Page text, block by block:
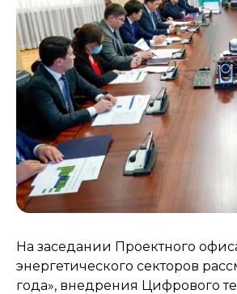
На заседании Проектного
энергетического секторов
года», внедрения Цифрового